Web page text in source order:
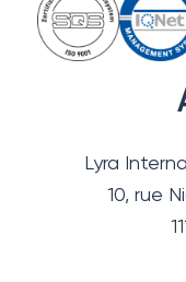
Lyra
10, rue